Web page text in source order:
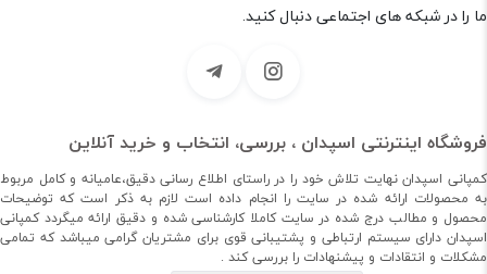
ما را در شبکه های اجتماعی دنبال کنید.
فروشگاه اینترنتی اسپدان ، بررسی، انتخاب و خرید آنلاین
کمپانی اسپدان نهایت تلاش خود را در راستای اطلاع رسانی دقیق،عامیانه و کامل مربوط
به محصولات ارائه شده در سایت را انجام داده است لازم به ذکر است که توضیحات
محصول و مطالب درج شده در سایت کاملا کارشناسی شده و دقیق ارائه میگردد کمپانی
اسپدان دارای سیستم ارتباطی و پشتیبانی قوی برای مشتریان گرامی میباشد که تمامی
مشکلات و انتقادات و پیشنهادات را بررسی کند .